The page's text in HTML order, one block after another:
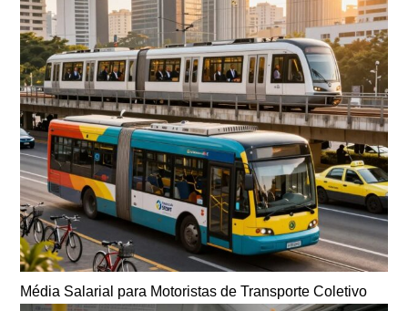
Média Salarial para Motoristas de Transporte Coletivo